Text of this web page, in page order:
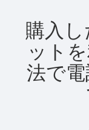
購入
ット
法で